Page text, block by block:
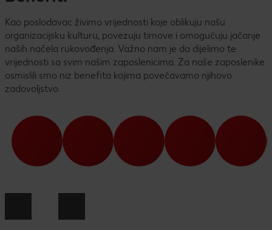
Kao poslodavac živimo vrijednosti koje oblikuju našu
organizacijsku kulturu, povezuju timove i omogućuju jačanje
naših načela rukovođenja. Važno nam je da dijelimo te
vrijednosti sa svim našim zaposlenicima. Za naše zaposlenike
osmislili smo niz benefita kojima povećavamo njihovo
zadovoljstvo.